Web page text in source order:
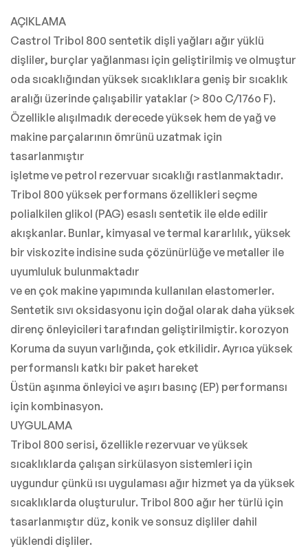
AÇIKLAMA
Castrol Tribol 800 sentetik dişli yağları ağır yüklü
dişliler, burçlar yağlanması için geliştirilmiş ve olmuştur
oda sıcaklığından yüksek sıcaklıklara geniş bir sıcaklık
aralığı üzerinde çalışabilir yataklar (> 80o C/176o F).
Özellikle alışılmadık derecede yüksek hem de yağ ve
makine parçalarının ömrünü uzatmak için
tasarlanmıştır
işletme ve petrol rezervuar sıcaklığı rastlanmaktadır.
Tribol 800 yüksek performans özellikleri seçme
polialkilen glikol (PAG) esaslı sentetik ile elde edilir
akışkanlar. Bunlar, kimyasal ve termal kararlılık, yüksek
bir viskozite indisine suda çözünürlüğe ve metaller ile
uyumluluk bulunmaktadır
ve en çok makine yapımında kullanılan elastomerler.
Sentetik sıvı oksidasyonu için doğal olarak daha yüksek
direnç önleyicileri tarafından geliştirilmiştir. korozyon
Koruma da suyun varlığında, çok etkilidir. Ayrıca yüksek
performanslı katkı bir paket hareket
Üstün aşınma önleyici ve aşırı basınç (EP) performansı
için kombinasyon.
UYGULAMA
Tribol 800 serisi, özellikle rezervuar ve yüksek
sıcaklıklarda çalışan sirkülasyon sistemleri için
uygundur çünkü ısı uygulaması ağır hizmet ya da yüksek
sıcaklıklarda oluşturulur. Tribol 800 ağır her türlü için
tasarlanmıştır düz, konik ve sonsuz dişliler dahil
yüklendi dişliler.